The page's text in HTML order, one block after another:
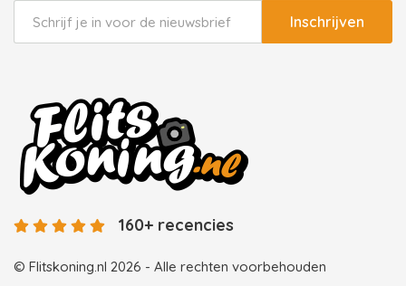
Inschrijven
© Flitskoning.nl 2026 - Alle rechten voorbehouden
160+ recencies